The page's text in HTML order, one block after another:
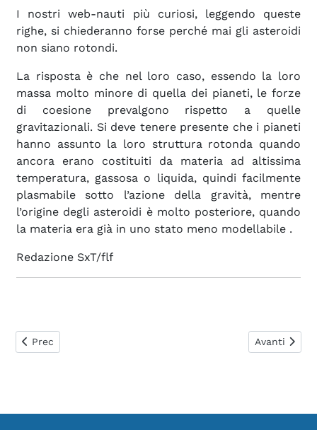
I nostri web-nauti più curiosi, leggendo queste
righe, si chiederanno forse perché mai gli asteroidi
non siano rotondi.
La risposta è che nel loro caso, essendo la loro
massa molto minore di quella dei pianeti, le forze
di coesione prevalgono rispetto a quelle
gravitazionali. Si deve tenere presente che i pianeti
hanno assunto la loro struttura rotonda quando
ancora erano costituiti da materia ad altissima
temperatura, gassosa o liquida, quindi facilmente
plasmabile sotto l’azione della gravità, mentre
l’origine degli asteroidi è molto posteriore, quando
la materia era già in uno stato meno modellabile .
Redazione SxT/flf
Articolo precedente: 0098. Come reperire un inverter
Prec Articolo
Avanti